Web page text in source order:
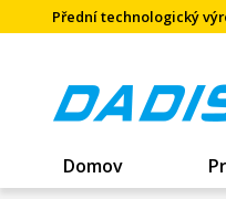
Přední technologický
Domov